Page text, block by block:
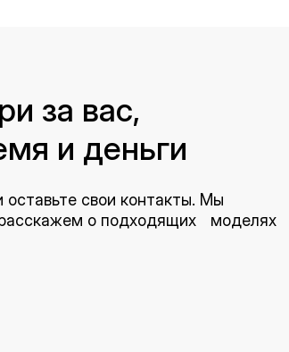
свои контакты. Мы
о подходящих моделях
за вас,
и деньги